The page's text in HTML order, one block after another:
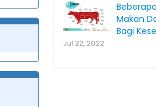
Makan
Bagi
Jul 22, 2022